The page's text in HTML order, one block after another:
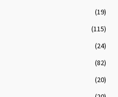
(19)
(115)
(24)
(82)
(20)